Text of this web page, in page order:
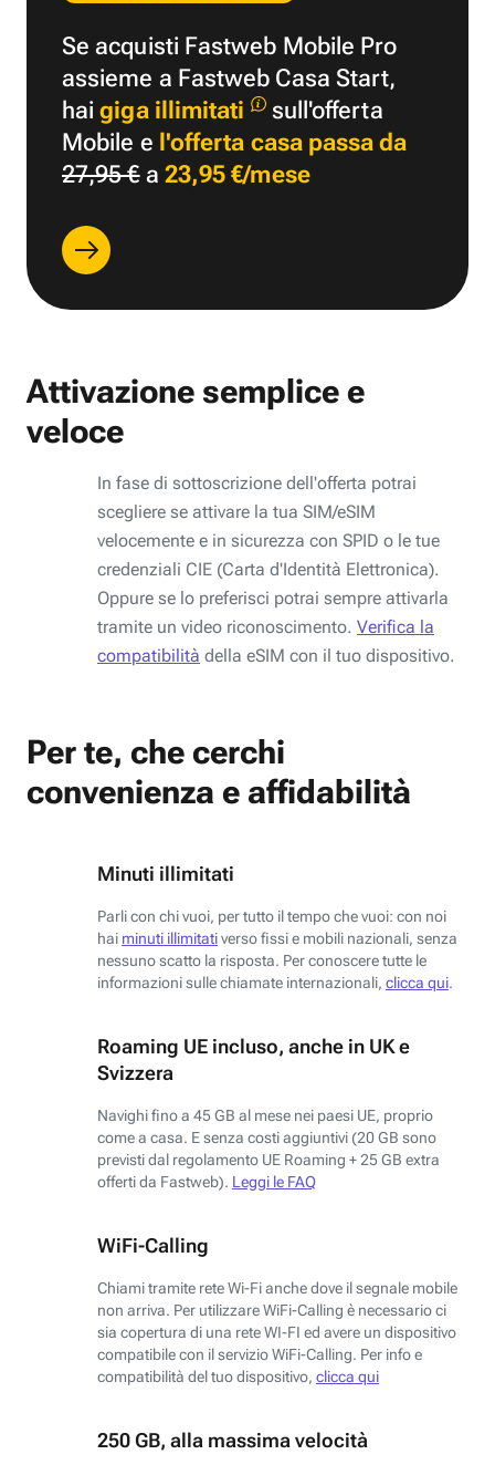
Se acquisti Fastweb Mobile Pro
assieme a Fastweb Casa Start,
haigiga illimitati
sull'offerta
Mobile e l'offerta casa passa da
27,95 €a 23,95 €/mese
Attivazione semplice e
veloce
In fase di sottoscrizione dell'offerta potrai
scegliere se attivare la tua SIM/eSIM
velocemente e in sicurezza con SPID o le tue
credenziali CIE (Carta d'Identità Elettronica).
Oppure se lo preferisci potrai sempre attivarla
tramite un video riconoscimento. Verifica la
compatibilità della eSIM con il tuo dispositivo.
Per te, che cerchi
convenienza e affidabilità
Minuti illimitati
Parli con chi vuoi, per tutto il tempo che vuoi: con noi
hai minuti illimitativerso fissi e mobili nazionali, senza
nessuno scatto la risposta. Per conoscere tutte le
informazioni sulle chiamate internazionali, clicca qui.
Roaming UE incluso, anche in UK e
Svizzera
Navighi fino a 45 GB al mese nei paesi UE, proprio
come a casa. E senza costi aggiuntivi (20 GB sono
previsti dal regolamento UE Roaming + 25 GB extra
offerti da Fastweb). Leggi le FAQ
WiFi-Calling
Chiami tramite rete Wi-Fi anche dove il segnale mobile
non arriva. Per utilizzare WiFi-Calling è necessario ci
sia copertura di una rete WI-FI ed avere un dispositivo
compatibile con il servizio WiFi-Calling. Per info e
compatibilità del tuo dispositivo, clicca qui
250 GB, alla massima velocità